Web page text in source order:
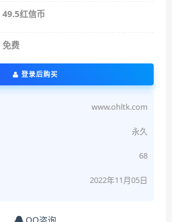
49.5红信币
免费
登录后购买
www.ohltk.com
永久
68
2022年11月05日